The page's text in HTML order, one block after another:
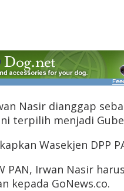
Nasir dianggap
terpilih menjadi
Wasekjen DPP
PAN, Irwan Nasir
kepada GoNews.co.